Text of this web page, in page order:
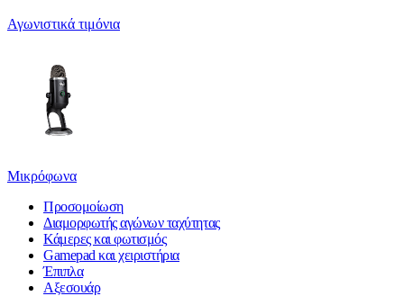
Αγωνιστικά τιμόνια
Μικρόφωνα
Προσομοίωση
Διαμορφωτής αγώνων ταχύτητας
Κάμερες και φωτισμός
Gamepad και χειριστήρια
Έπιπλα
Αξεσουάρ